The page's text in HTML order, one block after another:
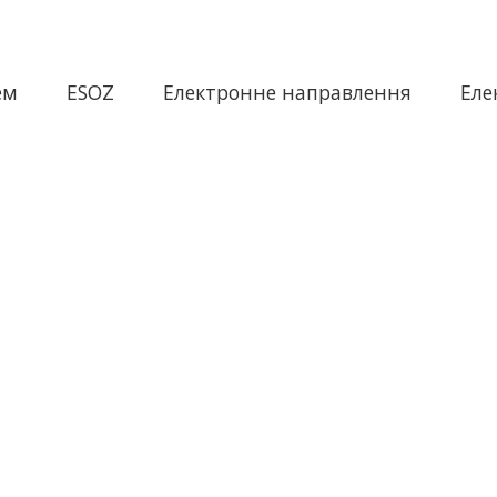
ESOZ Електронне направлення